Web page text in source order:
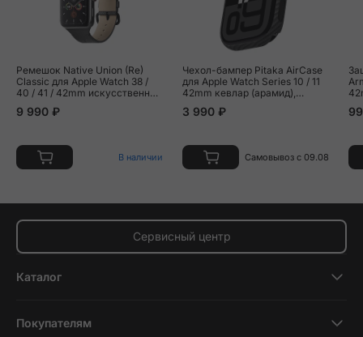
Ремешок Native Union (Re)
Classic для Apple Watch 38 /
40 / 41 / 42mm искусственная
9 990 ₽
В наличии
Чехол-бампер Pitaka AirCase
для Apple Watch Series 10 / 11
42mm кевлар (арамид),
3 990 ₽
Самовывоз с 09.08
Сервисный центр
Каталог
Планшеты
Покупателям